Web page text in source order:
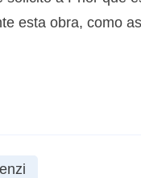
esta obra, como